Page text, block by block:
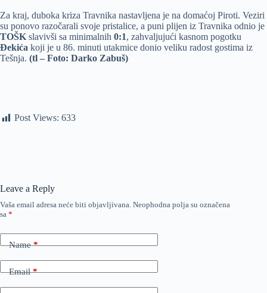
Za kraj, duboka kriza Travnika nastavljena je na domaćoj Piroti. Veziri
su ponovo razočarali svoje pristalice, a puni plijen iz Travnika odnio je
TOŠK slavivši sa minimalnih 0:1, zahvaljujući kasnom pogotku
Đekića koji je u 86. minuti utakmice donio veliku radost gostima iz
Tešnja. (tl – Foto: Darko Zabuš)
Post Views: 633
Leave a Reply
Vaša email adresa neće biti objavljivana. Neophodna polja su označena
sa *
Name*
Email*